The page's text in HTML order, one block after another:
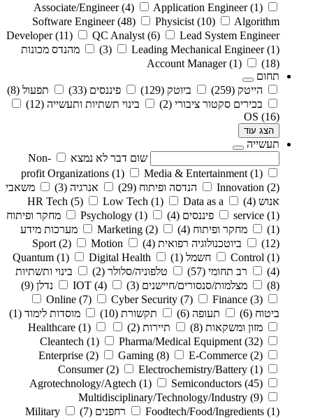
Associate/Engineer (4) Application Engineer (1)
Software Engineer (48) Physicist (10)
Algorithm
Developer (11) QC Analyst (6)
Lead System Engineer
(3)
Leading Mechanical Engineer (1)
מהנדס מכונות
(18)
Account Manager (1)
תחום
הייטק (259) ביוטק (129) פיננסים (33) תפעול (8)
בכירים סקטור ציבורי (2) בינוי תשתיות ותעשייה (12)
OS (16)
הצג עוד
תעשייה
שום דבר לא נמצא
Non-
profit Organizations (1) Media & Entertainment (1)
Innovation (2) הנדסה ופיתוח (29) אנרגיה (3)
משאבי
אנוש (4)
HR Tech (5) Low Tech (1)
Data as a
service (1) פיננסים (4)
Psychology (1)
מחקר ופיתוח
(1)
מחקר ופיתוח (4)
Marketing (2)
מערכות מידע
(12)
ביוטכנולוגיה רפואית (4)
Sport (2)
Motion
Control (1) חשמל (1)
Quantum (1)
Digital Health
(4)
רב תחומי (57) טלפוניה/סלולר (2)
בינוי ותשתיות
(8)
מצלמות/סנסורים/חיישנים (3)
IOT (4) נדלן (9)
Online (7) Cyber Security (7) Finance (3)
ביטוח (6) תעופה (6) תקשורת (10) מוסדות לימוד (1)
מזון ומשקאות (8) תיירות (2)
Healthcare (1)
Cleantech (1) Pharma/Medical Equipment (32)
Enterprise (2) Gaming (8) E-Commerce (2)
Consumer (2) Electrochemistry/Battery (1)
Agrotechnology/Agtech (1) Semiconductors (45)
Multidisciplinary/Technology/Industry (9)
Foodtech/Food/Ingredients (1) רחפנים (7)
Military